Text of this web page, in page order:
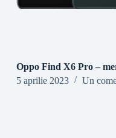
Oppo Find X6 Pro –
5 aprilie 2023
Un